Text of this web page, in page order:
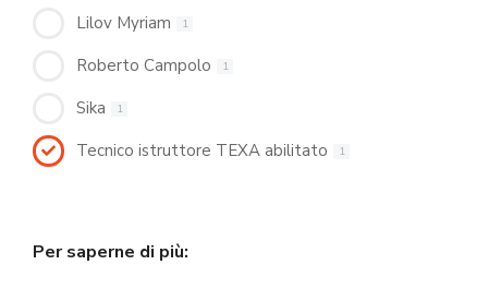
Lilov Myriam 1
Roberto Campolo 1
Sika 1
Tecnico istruttore TEXA abilitato 1
Per saperne di più: